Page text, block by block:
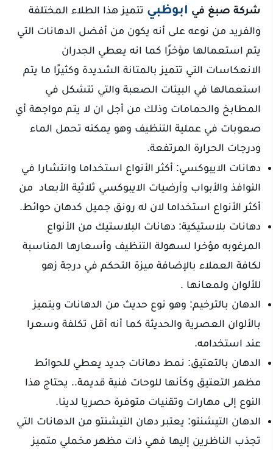
شركة صبغ في ابوظبي تتميز هذا الطلاء المختلفة
والفريد من نوعه على أنه يكون من أفضل الدهانات التي
يتم استعمالها مؤخرًا كما انه يعطي الجدران
الانعكاسات التي تتميز بالمتانة الشديدة وكثيرًا ما يتم
استعمالها في البيئات الصعبة والتي تتشكل في
المطابخ والحمامات وذلك من أجل ان لا يتم مواجهة أي
صعوبات في عملية التنظيف وهو يمكنه تحمل الماء
ودرجات الحرارة المرتفعة.
دهانات الايبوكسي: أكثر الأنواع استخداما وانتشارا في
النوافذ والأبواب وأرضيات الايبوكسي ثلاثية الأبعاد من
أكثر الأنواع استخداما لان له رونق جميل كدهان حوائط.
دهانات بلاستيكية: دهانات البلاستيك من الأنواع
المرغوبه مؤخرا لسهولة التنظيف وأسعارها المناسبة
لكافة العملاء بالإضافة ميزة التحكم في درجة زهو
للألوان ولمعانها .
الدهان بالترخيم: وهو نوع حديث من الدهانات ويتميز
بالألوان العصرية والحديثة كما أنه أقل تكلفة وسعرا
عند استخدامه.
الدهان بالتعتيق: نمط دهانات جديد يعطي للحوائط
مظهر التعتيق وكأنها للوحات فنية قديمة.. يحتاج هذا
النوع إلى مهارات وتقنيات متوفرة حصريا لدينا.
الدهان التيشنتو: يعتبر دهان التيشنتو من الدهانات التي
تجذب الناظرين إليها فهي ذات مظهر مخملي متميز